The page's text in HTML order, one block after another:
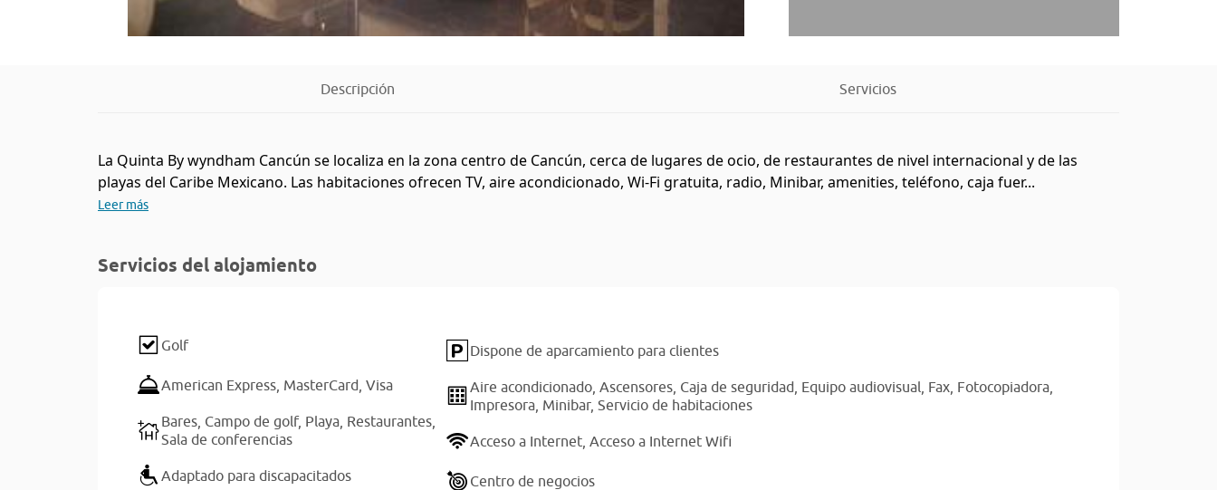
Descripción Servicios
La Quinta By wyndham Cancún se localiza en la zona centro de Cancún, cerca de lugares de ocio, de restaurantes de nivel internacional y de las
playas del Caribe Mexicano. Las habitaciones ofrecen TV, aire acondicionado, Wi-Fi gratuita, radio, Minibar, amenities, teléfono, caja fuer...
Leer más
Servicios del alojamiento
Golf
American Express, MasterCard, Visa
Bares, Campo de golf, Playa, Restaurantes,
Sala de conferencias
Adaptado para discapacitados
Dispone de aparcamiento para clientes
Aire acondicionado,Ascensores, Caja de seguridad, Equipo audiovisual, Fax, Fotocopiadora,
Impresora, Minibar,Servicio de habitaciones
Acceso a Internet,Acceso a Internet Wifi
Centro de negocios